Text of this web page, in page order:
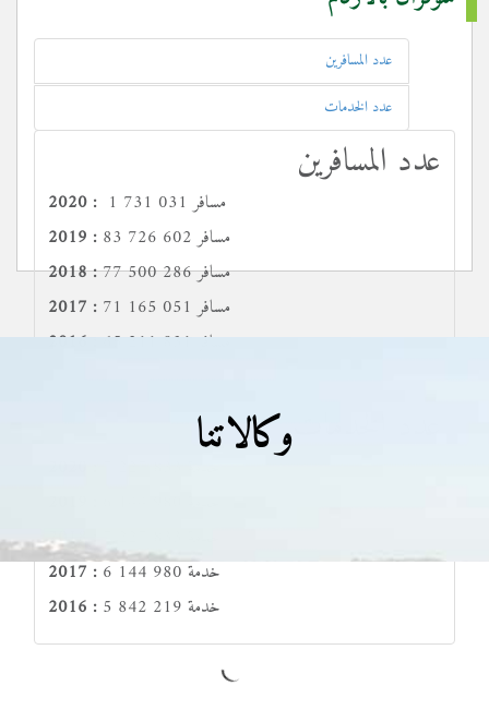
عدد المسافرين
عدد الخدمات
عدد المسافرين
2020 :
1 731 031 مسافر
2019 :
83 726 602 مسافر
2018 :
77 500 286 مسافر
2017 :
71 165 051 مسافر
2016 :
65 211 831 مسافر
2018 :
2017 :
6 144 980 خدمة
2016 :
5 842 219 خدمة
وكالاتنا